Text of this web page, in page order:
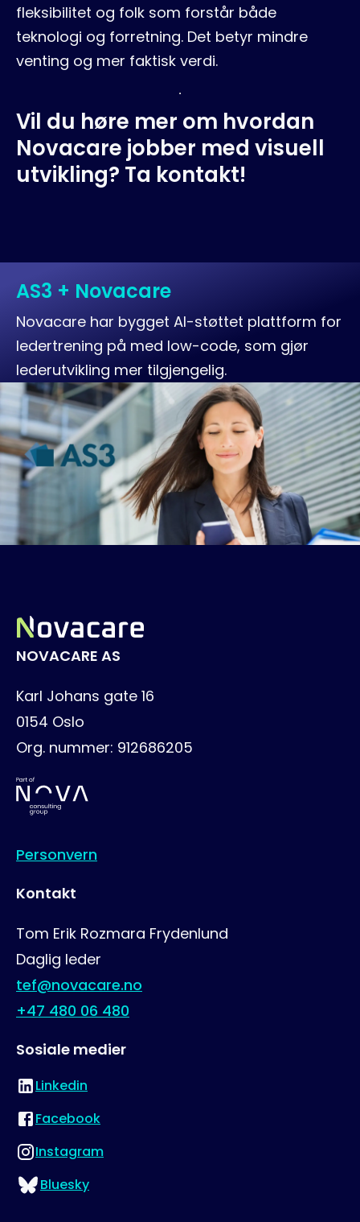
fleksibilitet og folk som forstår både
teknologi og forretning. Det betyr mindre
venting og mer faktisk verdi.
Vil du høre mer om hvordan
Novacare jobber med visuell
utvikling? Ta kontakt!
AS3 + Novacare
Novacare har bygget AI-støttet plattform for
ledertrening på med low-code, som gjør
lederutvikling mer tilgjengelig.
NOVACARE AS
Karl Johans gate 16
0154 Oslo
Org. nummer: 912686205
Personvern
Kontakt
Tom Erik Rozmara Frydenlund
Daglig leder
tef@novacare.no
+47 480 06 480
Sosiale medier
Besøk oss på
Linkedin
Besøk oss på
Facebook
Besøk oss på
Instagram
Besøk oss på
Bluesky